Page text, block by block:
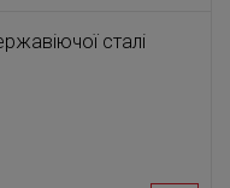
сталі